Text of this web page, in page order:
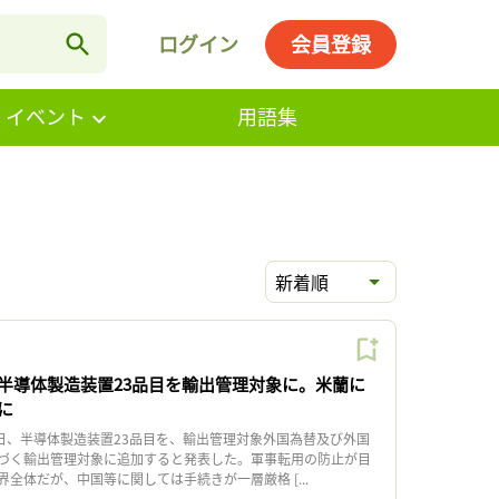
ログイン 会員登録
ベント 用語集
新着順
導体製造装置23品目を輸出管理対象に。米蘭に
半導体製造装置23品目を、輸出管理対象外国為替及び外国
く輸出管理対象に追加すると発表した。軍事転用の防止が目
全体だが、中国等に関しては手続きが一層厳格 [...